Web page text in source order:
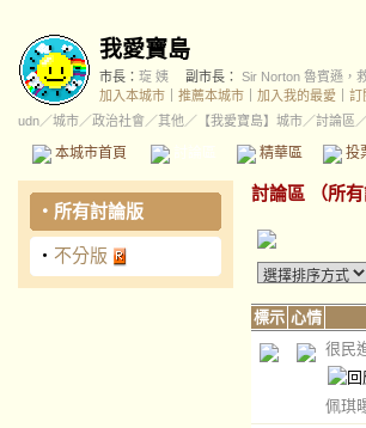
我愛寶島
市長： 琁 姨 副市長： Sir Norton 魯賓遜，
加入本城市
推薦本城市 加入我的最愛
訂
udn／城市／政治社會 ／其他 ／ 【我愛寶島】城市／討論區
本城市首頁 精華區 投
‧ 所有討論版
‧ 不分版
討論區 （所
標示 心情
很民
佩琪